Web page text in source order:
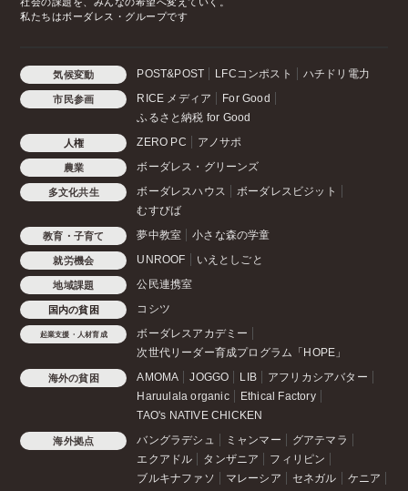
私たちはボーダレス・グループです
気候変動 POST&POST LFCコンポスト ハチドリ電力
市民参画 RICE メディア
For Good
ふるさと納税 for Good
人権 ZERO PC アノサポ
農業 ボーダレス・グリーンズ
多文化共生 ボーダレスハウス
ボーダレスビジット
むすびば
教育・子育て 夢中教室 小さな森の学童
就労機会 UNROOF いえとしごと
地域課題 公民連携室
国内の貧困 コシツ
起業支援・人材育成
ボーダレスアカデミー
次世代リーダー育成プログラム「HOPE」
海外の貧困 AMOMA JOGGO LIB
アフリカシアバター
Haruulala organic
Ethical Factory
TAO's NATIVE CHICKEN
海外拠点 バングラデシュ ミャンマー
グアテマラ
エクアドル
タンザニア
フィリピン
ブルキナファソ
マレーシア セネガル ケニア